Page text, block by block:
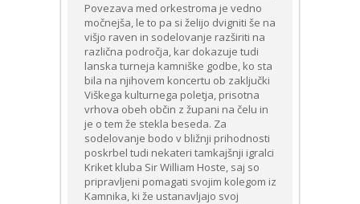
Povezava med orkestroma je vedno
močnejša, le to pa si želijo dvigniti še na
višjo raven in sodelovanje razširiti na
različna področja, kar dokazuje tudi
lanska turneja kamniške godbe, ko sta
bila na njihovem koncertu ob zaključki
Viškega kulturnega poletja, prisotna
vrhova obeh občin z župani na čelu in
je o tem že stekla beseda. Za
sodelovanje bodo v bližnji prihodnosti
poskrbel tudi nekateri tamkajšnji igralci
Kriket kluba Sir William Hoste, saj so
pripravljeni pomagati svojim kolegom iz
Kamnika, ki že ustanavljajo svoj